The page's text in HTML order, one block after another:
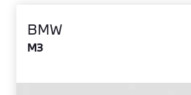
BMW
M3